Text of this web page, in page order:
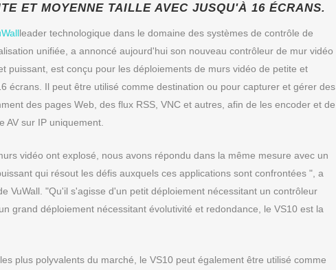
ET MOYENNE TAILLE AVEC JUSQU'À 16 ÉCRANS.
leader technologique dans le domaine des systèmes de contrôle de
unifiée, a annoncé aujourd'hui son nouveau contrôleur de mur vidéo
puissant, est conçu pour les déploiements de murs vidéo de petite et
écrans. Il peut être utilisé comme destination ou pour capturer et gérer des
des pages Web, des flux RSS, VNC et autres, afin de les encoder et de
AV sur IP uniquement.
vidéo ont explosé, nous avons répondu dans la même mesure avec un
qui résout les défis auxquels ces applications sont confrontées ", a
VuWall. "Qu'il s'agisse d'un petit déploiement nécessitant un contrôleur
grand déploiement nécessitant évolutivité et redondance, le VS10 est la
plus polyvalents du marché, le VS10 peut également être utilisé comme